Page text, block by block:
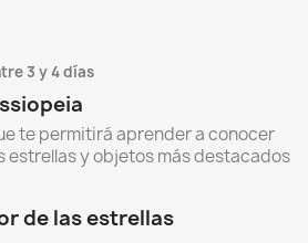
3 y 4 días
te permitirá aprender a conocer
estrellas y objetos más destacados
de las estrellas